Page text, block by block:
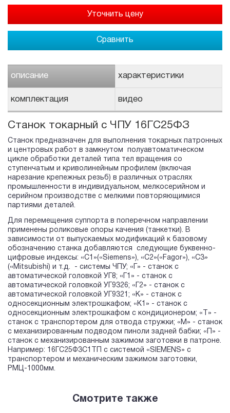
Сравнить
описание характеристики
комплектация видео
Cтанок токарный с ЧПУ 16ГС25ФЗ
Станок предназначен для выполнения токарных патронных
и центровых работ в замкнутом полуавтоматическом
цикле обработки деталей типа тел вращения со
ступенчатым и криволинейным профилем (включая
нарезание крепежных резьб) в различных отраслях
промышленности в индивидуальном, мелкосерийном и
серийном производстве с мелкими повторяющимися
партиями деталей.
Для перемещения суппорта в поперечном направлении
применены роликовые опоры качения (танкетки). В
зависимости от выпускаемых модификаций к базовому
обозначению станка добавляются следующие буквенно-
цифровые индексы: «С1»(«Siemens»), «С2»(«Fagor»), «С3»
(«Mitsubishi) и т.д. - системы ЧПУ; «Г» - станок с
автоматической головкой УГ8; «Г1» - станок с
автоматической головкой УГ9326; «Г2» - станок с
автоматической головкой УГ9321; «К» - станок с
односекционным электрошкафом; «К1» - станок с
односекционным электрошкафом с кондиционером; «Т» -
станок с транспортером для отвода стружки; «М» - станок
с механизированным подводом пиноли задней бабки; «П» -
станок с механизированным зажимом заготовки в патроне.
Например: 16ГС25Ф3С1ТП с системой «SIEMENS» с
транспортером и механическим зажимом заготовки,
РМЦ-1000мм.
Смотрите также